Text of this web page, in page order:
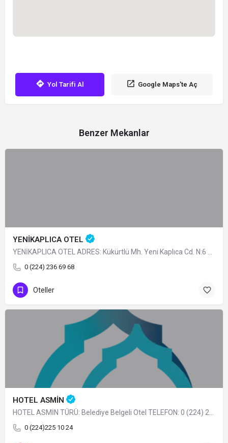
Yol Tarifi Al Google Maps'te Aç
Benzer Mekanlar
YENİKAPLICA OTEL
0 (224) 236 69 68
Oteller
HOTEL ASMİN
0 (224)225 10 24